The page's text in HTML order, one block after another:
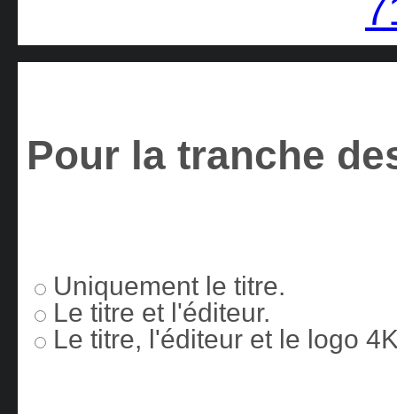
Pour la tranche
Uniquement le titre.
Le titre et l'éditeur.
Le titre, l'éditeur et le logo